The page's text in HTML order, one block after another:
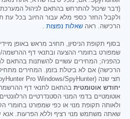
(דבר שיכול להתרחש בהתאם לניהול
הרכישה. ראה שאלות נפוצות .
בסוף תקופת הניסיון, תחויב מראש באופן
שמפורט בחומרי ההצעה ובתנאי דף
כהפניה; המחירים עשויים להשתנות בהתאם
הרכישה) אם לא ביטלת בזמן. המחירים
חצי שנה (SpyHunter Pro Windows/SpyHunter עבור Mac). המנוי שרכשת
יחודש אוטומטית בהתאם לתנאי דף
אוטומטיים בדמי המנוי הסטנדרטיים
ולאותה תקופת מנוי או כפי שמפורט בחומרי
שאתה משתמש מנוי רציף וללא הפרעות. אנא